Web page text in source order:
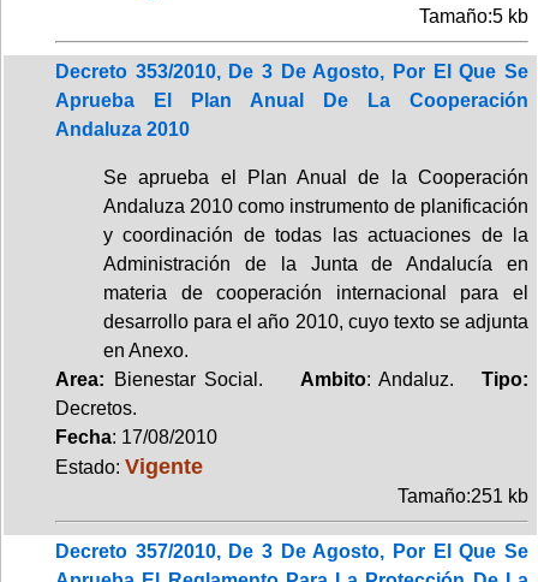
Tamaño:5 kb
Decreto 353/2010, De 3 De Agosto, Por El Que Se
Aprueba El Plan Anual De La Cooperación
Andaluza 2010
Se aprueba el Plan Anual de la Cooperación
Andaluza 2010 como instrumento de planificación
y coordinación de todas las actuaciones de la
Administración de la Junta de Andalucía en
materia de cooperación internacional para el
desarrollo para el año 2010, cuyo texto se adjunta
en Anexo.
Area: Bienestar Social. Ambito: Andaluz.Tipo:
Decretos.
Fecha: 17/08/2010
Estado: Vigente
Tamaño:251 kb
Decreto 357/2010, De 3 De Agosto, Por El Que Se